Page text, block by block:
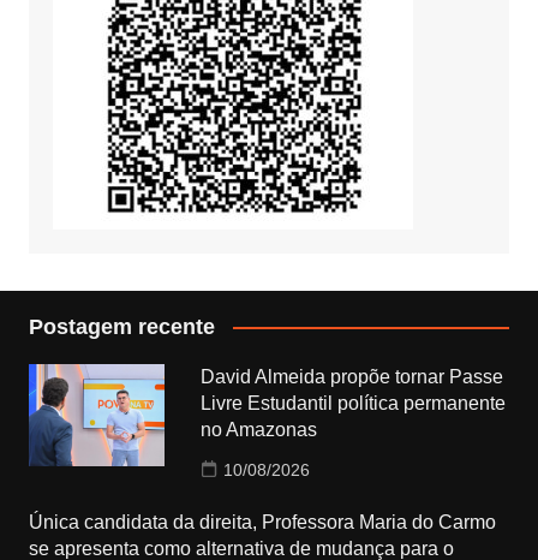
Postagem recente
David Almeida propõe tornar Passe
Livre Estudantil política permanente
no Amazonas
10/08/2026
Única candidata da direita, Professora Maria do Carmo
se apresenta como alternativa de mudança para o